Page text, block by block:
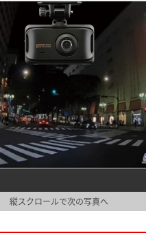
縦スクロールで次の写真へ